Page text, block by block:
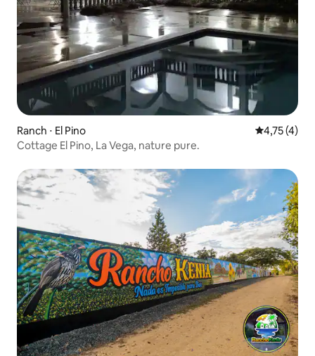
Ranch ⋅ El Pino Évaluation
4,75 (4)
Cottage El Pino, La Vega, nature pure.